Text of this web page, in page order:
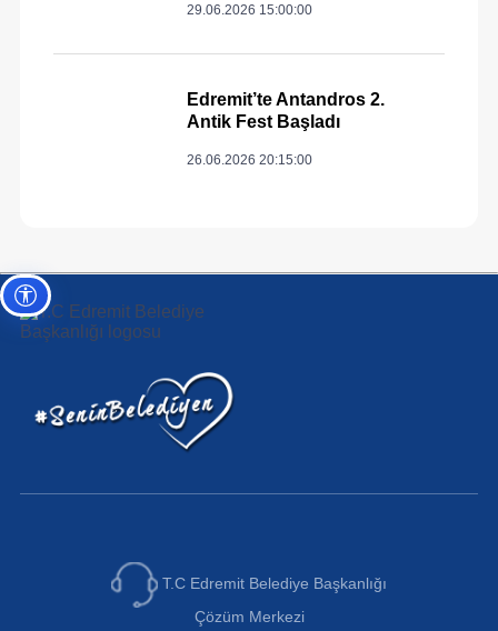
29.06.2026 15:00:00
Edremit’te Antandros 2.
Antik Fest Başladı
26.06.2026 20:15:00
T.C Edremit Belediye Başkanlığı
Çözüm Merkezi
Erişilebilirlik ayarları